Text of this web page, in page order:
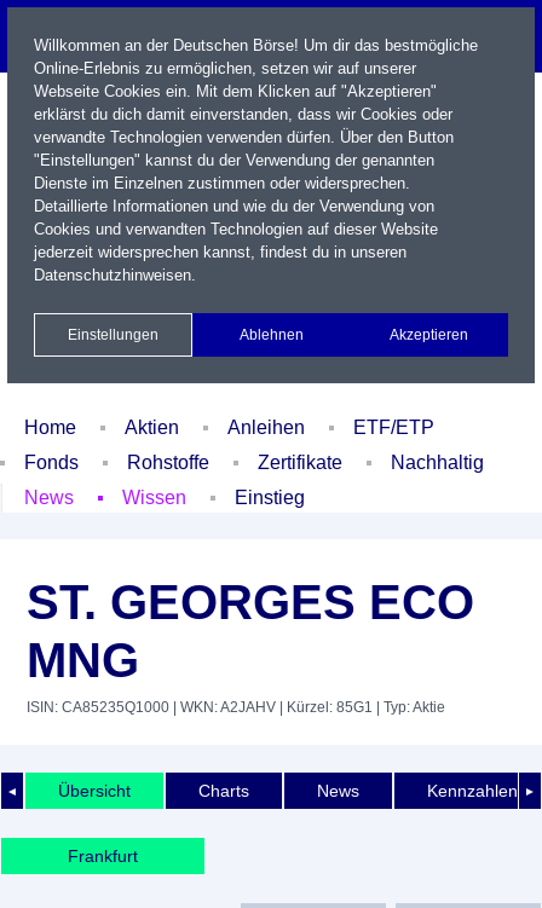
Name / WKN / ISIN / Kürzel
Xetra Realtime
Watchlist Portfolio Login
Home Aktien Anleihen
ETF/ETP
Fonds
Rohstoffe Zertifikate
Nachhaltig
News
Wissen Einstieg
ST. GEORGES ECO
MNG
ISIN: CA85235Q1000 | WKN: A2JAHV | Kürzel: 85G1 | Typ: Aktie
◄ ►
Übersicht Charts News Kennzahlen
Frankfurt
Willkommen an der Deutschen Börse! Um dir das bestmögliche
Online-Erlebnis zu ermöglichen, setzen wir auf unserer
Webseite Cookies ein. Mit dem Klicken auf "Akzeptieren"
erklärst du dich damit einverstanden, dass wir Cookies oder
verwandte Technologien verwenden dürfen. Über den Button
"Einstellungen" kannst du der Verwendung der genannten
Dienste im Einzelnen zustimmen oder widersprechen.
Detaillierte Informationen und wie du der Verwendung von
Cookies und verwandten Technologien auf dieser Website
jederzeit widersprechen kannst, findest du in unseren
Datenschutzhinweisen.
Einstellungen Ablehnen Akzeptieren